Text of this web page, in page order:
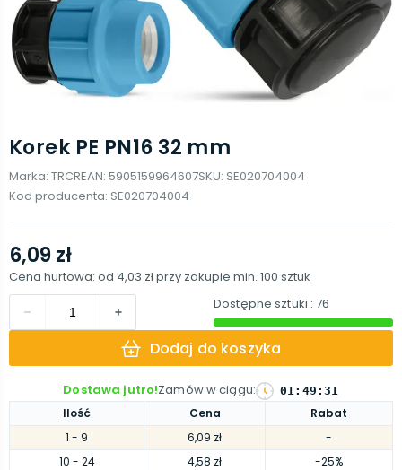
Korek PE PN16 32 mm
Marka: TRCREAN: 5905159964607SKU: SE020704004
Kod producenta: SE020704004
Ilość Cena
Rabat
1 - 9 6,09 zł
-
10 - 24 4,58 zł
-25%
6,09 zł
Cena hurtowa: od 4,03 złprzy zakupie min. 100 sztuk
Dostępne sztuki : 76
Dodaj do koszyka
Dostawa jutro!Zamów w ciągu: 01: 49 :30